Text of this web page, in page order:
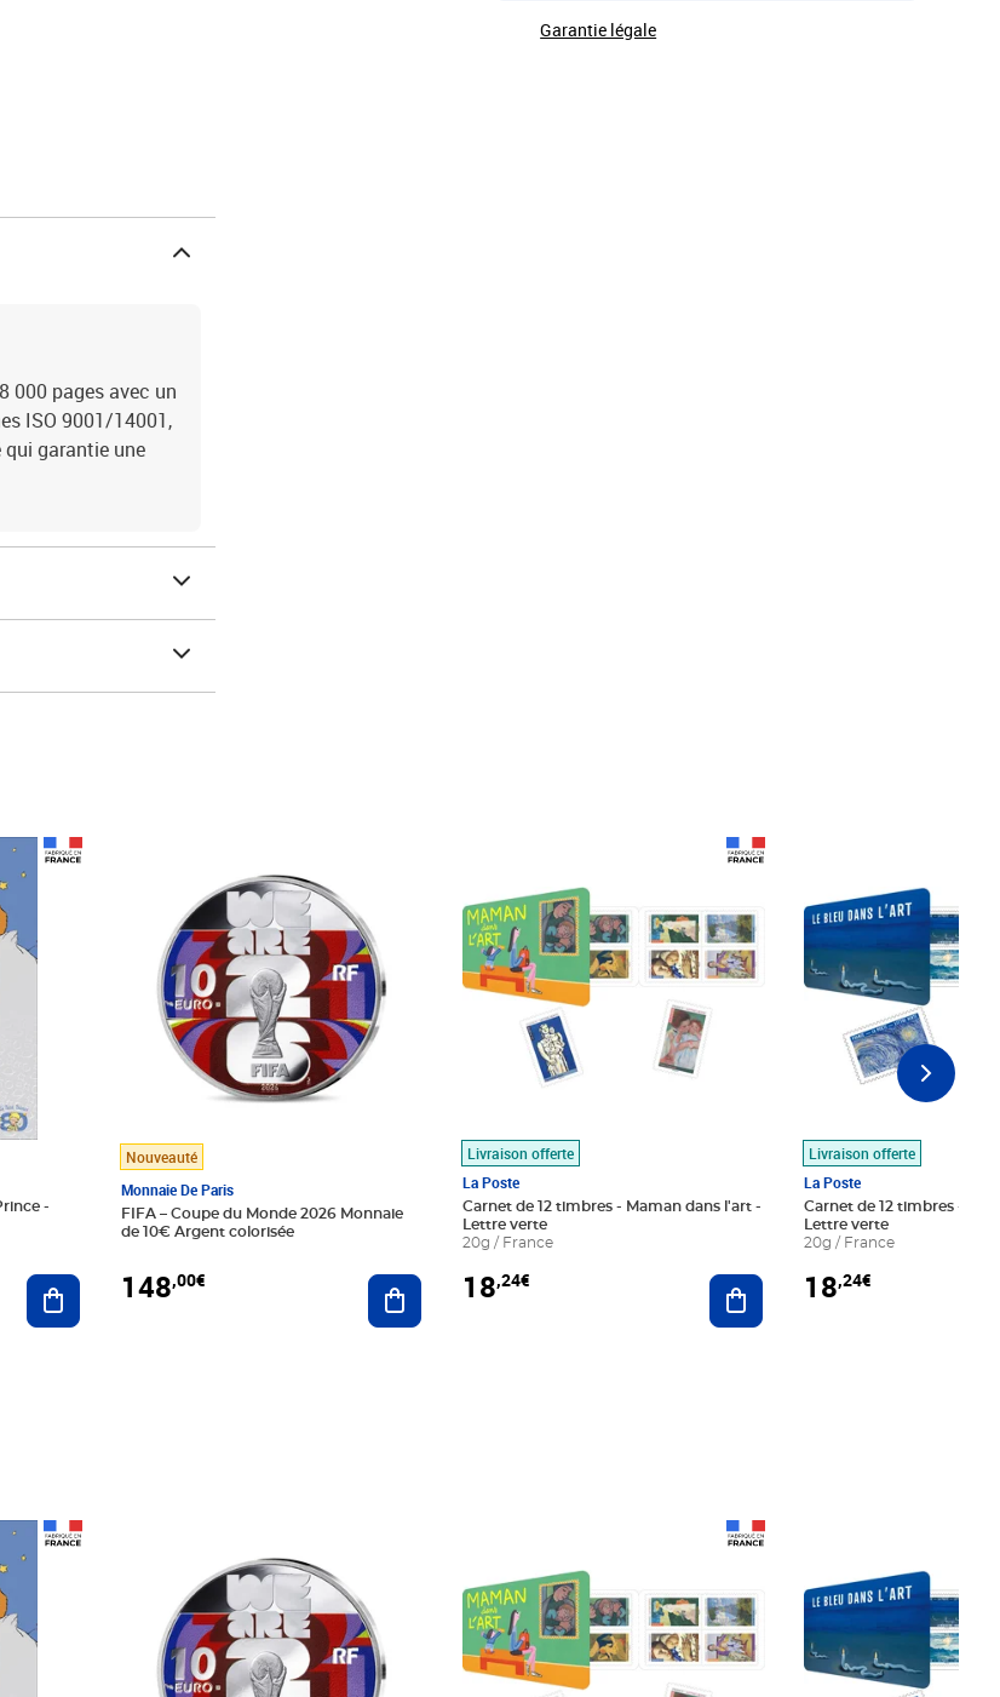
Garantie légale
000 pages avec un
ISO 9001/14001,
qui garantie une
-
Ajouter au panier
Nouveauté
Monnaie De Paris
FIFA – Coupe du Monde 2026 Monnaie
de 10€ Argent colorisée
148,00€ Ajouter au panier
Livraison offerte
La Poste
Carnet de 12 timbres - Maman dans l'art -
Lettre verte
20g / France
18,24€ Ajouter au panier
Livraison offerte
La Poste
Carnet de 12 timbres - Le
Lettre verte
20g / France
18,24€